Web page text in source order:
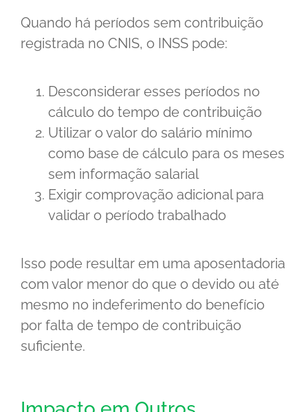
Quando há períodos sem contribuição
registrada no CNIS, o INSS pode:
Desconsiderar esses períodos no
cálculo do tempo de contribuição
Utilizar o valor do salário mínimo
como base de cálculo para os meses
sem informação salarial
Exigir comprovação adicional para
validar o período trabalhado
Isso pode resultar em uma aposentadoria
com valor menor do que o devido ou até
mesmo no indeferimento do benefício
por falta de tempo de contribuição
suficiente.